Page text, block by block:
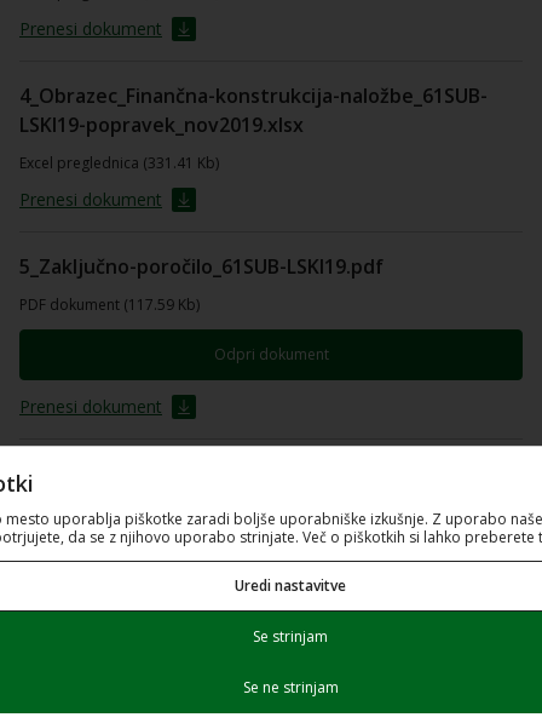
Prenesi dokument
4_Obrazec_Finančna-konstrukcija-naložbe_61SUB-
LSKI19-popravek_nov2019.xlsx
Excel preglednica (331.41 Kb)
Prenesi dokument
5_Zaključno-poročilo_61SUB-LSKI19.pdf
PDF dokument (117.59 Kb)
Odpri dokument
Prenesi dokument
6_Obrazec_Izračun-dejanskih-priznanih-
Excel preglednica (110.88 Kb)
Priloga_1_Kolesarjem_prijazna_infrastruktura_-
PDF dokument (7.52 Mb)
mesto uporablja piškotke zaradi boljše uporabniške izkušnje. Z uporabo
da se z njihovo uporabo strinjate. Več o piškotkih si lahko preberete
Uredi nastavitve
Se strinjam
Se ne strinjam